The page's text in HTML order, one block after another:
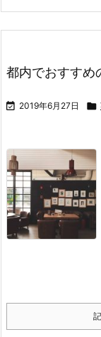
都内でおすすめ
 2019年6月27日 